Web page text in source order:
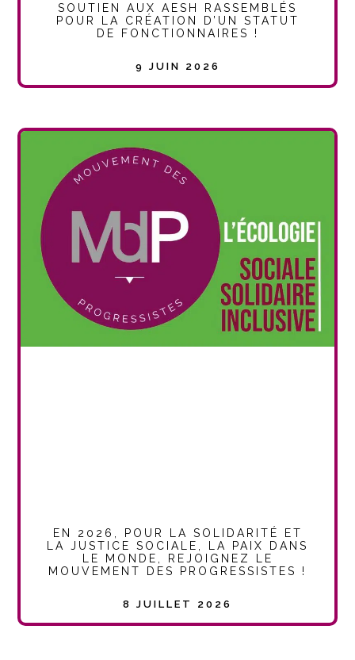
SOUTIEN AUX AESH RASSEMBLÉS
POUR LA CRÉATION D’UN STATUT
DE FONCTIONNAIRES !
9 JUIN 2026
EN 2026, POUR LA SOLIDARITÉ ET
LA JUSTICE SOCIALE, LA PAIX DANS
LE MONDE, REJOIGNEZ LE
MOUVEMENT DES PROGRESSISTES !
8 JUILLET 2026